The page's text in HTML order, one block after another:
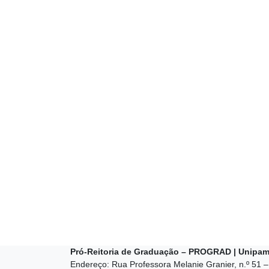
Pró-Reitoria de Graduação – PROGRAD |
Endereço: Rua Professora Melanie Granier, n.º 51 –